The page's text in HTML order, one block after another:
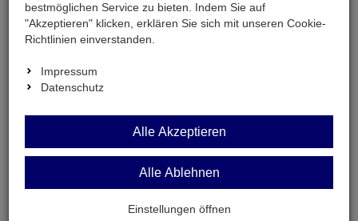
Weiter einkaufen Kessler electronic
Bauteile aktiv
2SC2334
2SC2334
Transistor npn 100V 7,0A 40W TO220
ab Menge
Preis je Stück
bestmöglichen Service zu bieten. Indem Sie auf
"Akzeptieren" klicken, erklären Sie sich mit unseren Cookie-
Richtlinien einverstanden.
Impressum
Datenschutz
Alle Akzeptieren
Alle Ablehnen
Einstellungen öffnen